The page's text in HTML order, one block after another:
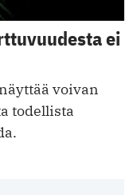
ei
voivan
todellista